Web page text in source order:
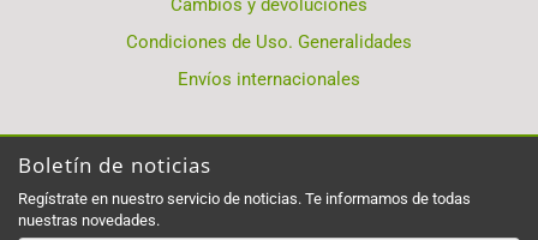
Cambios y devoluciones
Condiciones de Uso. Generalidades
Envíos internacionales
Boletín de noticias
Regístrate en nuestro servicio de noticias. Te informamos de todas
nuestras novedades.